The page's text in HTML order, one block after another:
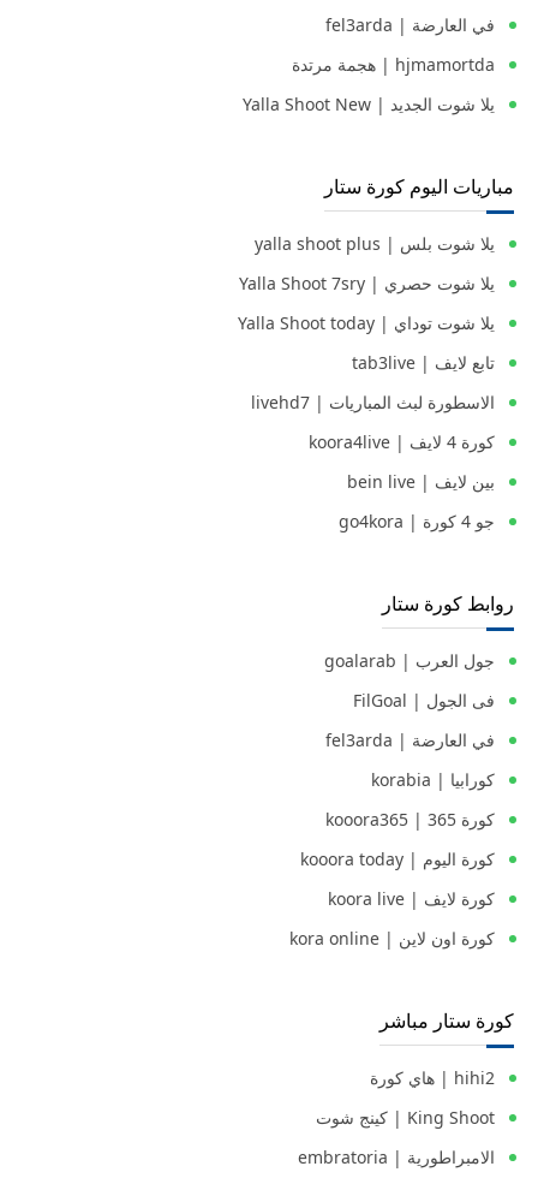
في العارضة | fel3arda
hjmamortda | هجمة مرتدة
يلا شوت الجديد | Yalla Shoot New
مباريات اليوم كورة ستار
يلا شوت بلس | yalla shoot plus
يلا شوت حصري | Yalla Shoot 7sry
يلا شوت توداي | Yalla Shoot today
تابع لايف | tab3live
الاسطورة لبث المباريات | livehd7
كورة 4 لايف | koora4live
بين لايف | bein live
جو 4 كورة | go4kora
روابط كورة ستار
جول العرب | goalarab
فى الجول | FilGoal
في العارضة | fel3arda
كورابيا | korabia
كورة 365 | kooora365
كورة اليوم | kooora today
كورة لايف | koora live
كورة اون لاين | kora online
كورة ستار مباشر
hihi2 | هاي كورة
King Shoot | كينج شوت
الامبراطورية | embratoria